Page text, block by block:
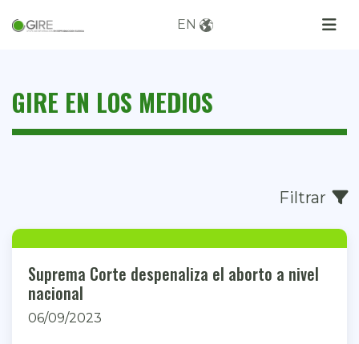
EN
GIRE EN LOS MEDIOS
Filtrar
Suprema Corte despenaliza el aborto a nivel
nacional
06/09/2023